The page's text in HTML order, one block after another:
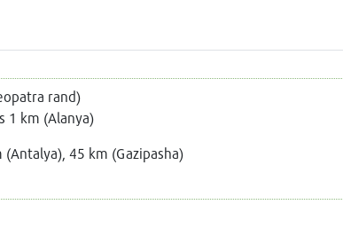
rand)
1 km (Alanya)
45 km (Gazipasha)